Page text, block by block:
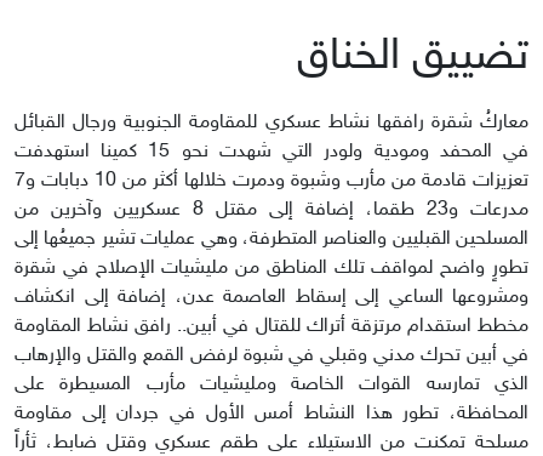
تضييق الخناق
معاركُ شقرة رافقها نشاط عسكري للمقاومة الجنوبية ورجال القبائل
في المحفد ومودية ولودر التي شهدت نحو 15 كمينا استهدفت
تعزيزات قادمة من مأرب وشبوة ودمرت خلالها أكثر من 10 دبابات و7
مدرعات و23 طقما، إضافة إلى مقتل 8 عسكريين وآخرين من
المسلحين القبليين والعناصر المتطرفة، وهي عمليات تشير جميعُها إلى
تطورٍ واضح لمواقف تلك المناطق من مليشيات الإصلاح في شقرة
ومشروعها الساعي إلى إسقاط العاصمة عدن، إضافة إلى انكشاف
مخطط استقدام مرتزقة أتراك للقتال في أبين.. رافق نشاط المقاومة
في أبين تحرك مدني وقبلي في شبوة لرفض القمع والقتل والإرهاب
الذي تمارسه القوات الخاصة ومليشيات مأرب المسيطرة على
المحافظة، تطور هذا النشاط أمس الأول في جردان إلى مقاومة
مسلحة تمكنت من الاستيلاء على طقم عسكري وقتل ضابط، ثأراً